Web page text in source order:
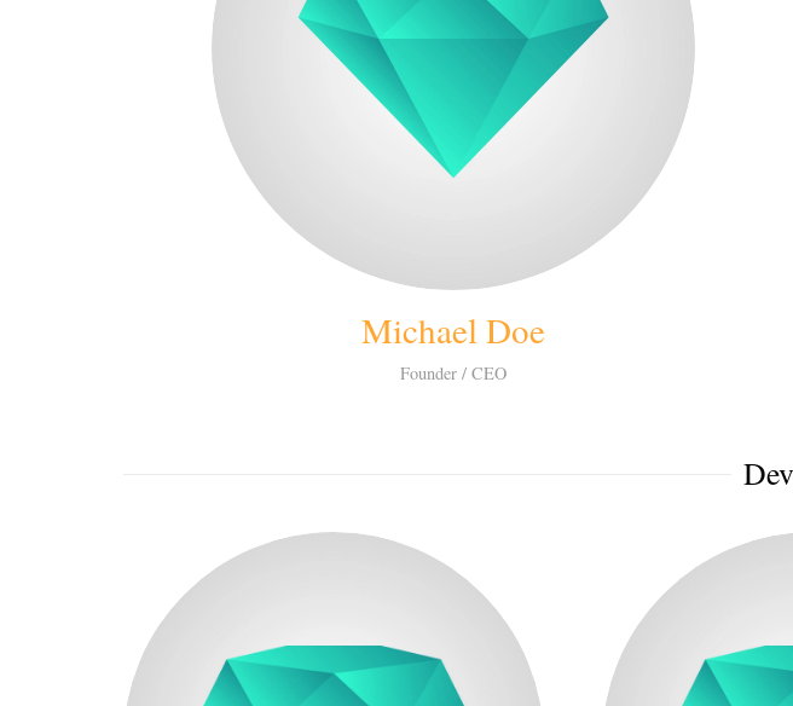
Michael Doe
Founder / CEO